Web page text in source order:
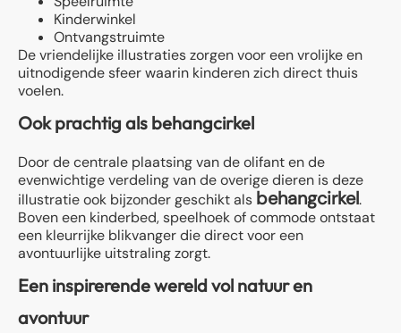
Kinderwinkel
Ontvangstruimte
De vriendelijke illustraties zorgen voor een vrolijke en
uitnodigende sfeer waarin kinderen zich direct thuis
voelen.
Ook prachtig als behangcirkel
Door de centrale plaatsing van de olifant en de
evenwichtige verdeling van de overige dieren is deze
illustratie ook bijzonder geschikt als behangcirkel.
Boven een kinderbed, speelhoek of commode ontstaat
een kleurrijke blikvanger die direct voor een
avontuurlijke uitstraling zorgt.
Een inspirerende wereld vol natuur en
avontuur